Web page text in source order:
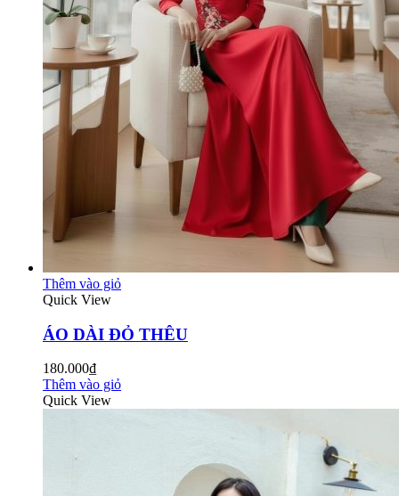
Thêm vào giỏ
Quick View
ÁO DÀI ĐỎ THÊU
180.000₫
Thêm vào giỏ
Quick View